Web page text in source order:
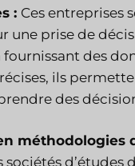
: Ces entreprises
une prise de
fournissant des
ils
des
méthodologies
sociétés d’études